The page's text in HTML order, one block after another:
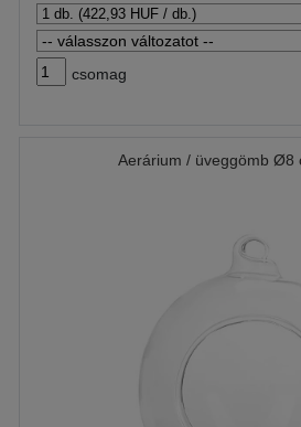
csomag
Aerárium / üveggömb Ø8